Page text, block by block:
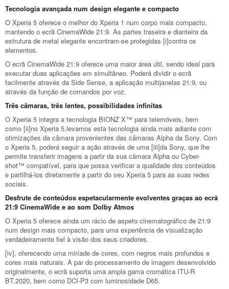
Tecnologia avançada num design elegante e compacto
O Xperia 5 oferece o melhor do Xperia 1 num corpo mais compacto,
mantendo o ecrã CinemaWide 21:9. As partes traseira e dianteira da
estrutura de metal elegante encontram-se protegidas [i]contra os
elementos.
O ecrã CinemaWide 21:9 oferece uma maior área útil, sendo ideal para
executar duas aplicações em simultâneo. Poderá dividir o ecrã
facilmente através da Side Sense, a aplicação multijanelas 21:9, ou
através da função de comandos por voz.
Três câmaras, três lentes, possibilidades infinitas
O Xperia 5 integra a tecnologia BIONZ X™ para telemóveis, bem
como [ii]no Xperia 5,levamos esta tecnologia ainda mais adiante com
otimizações da câmara provenientes das câmaras Alpha da Sony. Com
o Xperia 5, poderá seguir a ação através de uma [iii]da Sony, que lhe
permite transferir imagens a partir da sua câmara Alpha ou Cyber-
shot™ compatível, para que possa verificar a qualidade dos conteúdos
e partilhá-los diretamente a partir do seu Xperia 5 para as suas redes
sociais.
Desfrute de conteúdos espetacularmente evolventes graças ao ecrã
21:9 CinemaWide e ao som Dolby Atmos
O Xperia 5 oferece ainda um rácio de aspeto cinematográfico de 21:9
num design mais compacto, para uma experiência de visualização
verdadeiramente fiel à visão dos seus criadores.
[iv], oferecendo uma miríade de cores, com negros mais profundos e
cores mais naturais. A par do processamento de imagem desenvolvido
originalmente, o ecrã suporta uma ampla gama cromática ITU-R
BT.2020, bem como DCI-P3 com luminosidade D65.